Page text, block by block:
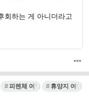
회하는 게 아니더라고
피렌체 여행 휴양지 여행